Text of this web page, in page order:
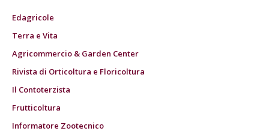
Edagricole
Terra e Vita
Agricommercio & Garden Center
Rivista di Orticoltura e Floricoltura
Il Contoterzista
Frutticoltura
Informatore Zootecnico